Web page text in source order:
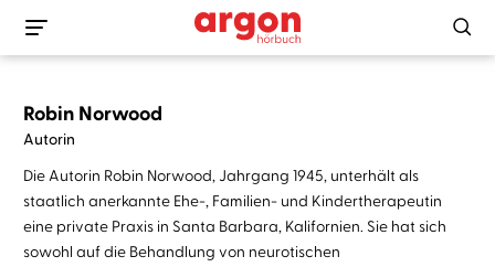
Robin Norwood
Autorin
Die Autorin Robin Norwood, Jahrgang 1945, unterhält als
staatlich anerkannte Ehe-, Familien- und Kindertherapeutin
eine private Praxis in Santa Barbara, Kalifornien. Sie hat sich
sowohl auf die Behandlung von neurotischen